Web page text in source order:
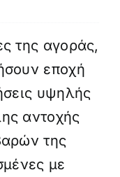
της αγοράς,
εποχή
υψηλής
αντοχής
της
με